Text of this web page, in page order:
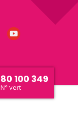
80 100 349
N° vert